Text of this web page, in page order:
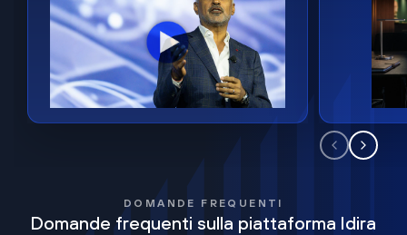
DOMANDE FREQUENTI
Domande frequenti sulla piattaforma Idira